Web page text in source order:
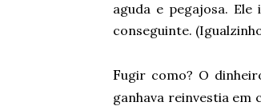
aguda e pegajosa.
conseguinte.
Fugir como? O
ganhava reinvestia em